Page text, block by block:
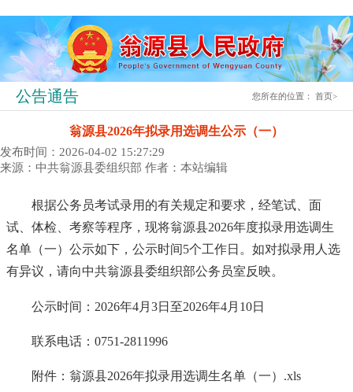
公告通告 您所在的位置：首页>
翁源县2026年拟录用选调生公示（一）
发布时间：2026-04-02 15:27:29
来源：中共翁源县委组织部 作者：本站编辑
根据公务员考试录用的有关规定和要求，经笔试、面
试、体检、考察等程序，现将翁源县2026年度拟录用选调生
名单（一）公示如下，公示时间5个工作日。如对拟录用人选
有异议，请向中共翁源县委组织部公务员室反映。
公示时间：2026年4月3日至2026年4月10日
联系电话：0751-2811996
附件：翁源县2026年拟录用选调生名单（一）.xls